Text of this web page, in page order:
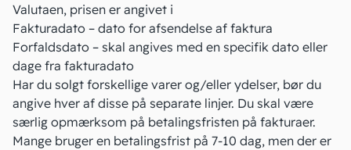
Valutaen, prisen er angivet i
Fakturadato – dato for afsendelse af faktura
Forfaldsdato – skal angives med en specifik dato eller
dage fra fakturadato
Har du solgt forskellige varer og/eller ydelser, bør du
angive hver af disse på separate linjer. Du skal være
særlig opmærksom på betalingsfristen på fakturaer.
Mange bruger en betalingsfrist på 7-10 dag, men der er